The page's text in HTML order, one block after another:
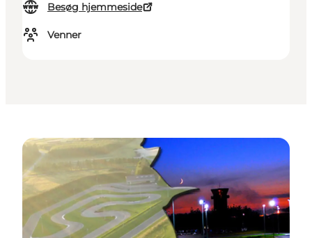
Besøg hjemmeside
Venner